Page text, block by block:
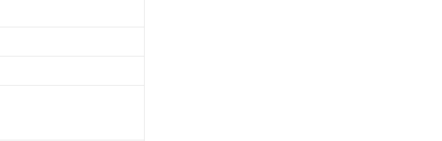
に対応した製品が提供可能な商品です。
応した製品に切り替える予定のある商品です。
有に非対応の商品で、対応品を出す予定はありません。